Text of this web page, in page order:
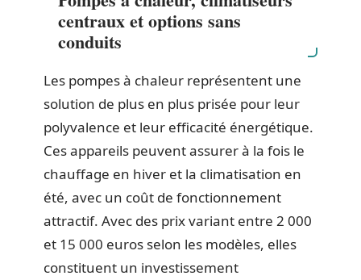
centraux et options sans
conduits
Les pompes à chaleur représentent une
solution de plus en plus prisée pour leur
polyvalence et leur efficacité énergétique.
Ces appareils peuvent assurer à la fois le
chauffage en hiver et la climatisation en
été, avec un coût de fonctionnement
attractif. Avec des prix variant entre 2 000
et 15 000 euros selon les modèles, elles
constituent un investissement